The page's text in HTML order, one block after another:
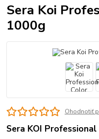
Sera Koi
1000g
Ohodnotiť
Sera KOI